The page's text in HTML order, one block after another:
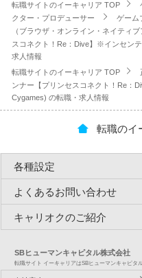
転職サイトのイーキャリア TOP
クター・プロデューサー
ゲーム
（ブラウザ・オンライン・ネイティブ
スコネクト！Re：Dive】※インセン
求人情報
転職サイトのイーキャリア TOP
ンナー【プリンセスコネクト！Re：
Cygames) の転職・求人情報
転職のイ
各種設定
よくあるお問い合わせ
キャリオクのご紹介
SBヒューマンキャピタル株式会社
転職サイト イーキャリアはSBヒューマンキャピタ